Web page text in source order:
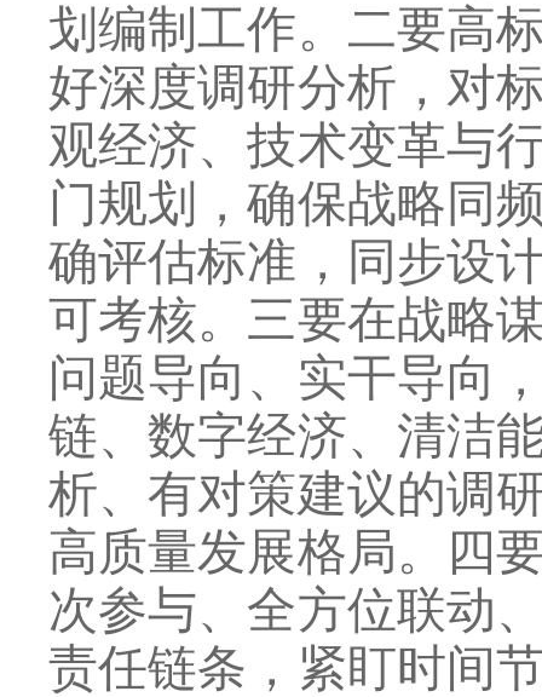
划编制工作。二要高
好深度调研分析，对
观经济、技术变革与
门规划，确保战略同
确评估标准，同步设
可考核。三要在战略
问题导向、实干导向
链、数字经济、清洁
析、有对策建议的调
高质量发展格局。四
次参与、全方位联动
责任链条，紧盯时间